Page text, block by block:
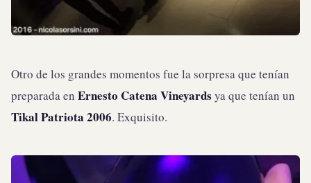
Otro de los grandes momentos fue la sorpresa que tenían
preparada en Ernesto Catena Vineyards ya que tenían un
Tikal Patriota 2006. Exquisito.